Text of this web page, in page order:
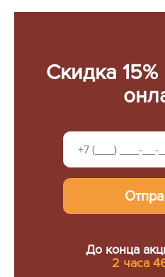
Скидка
До конца
2 часа